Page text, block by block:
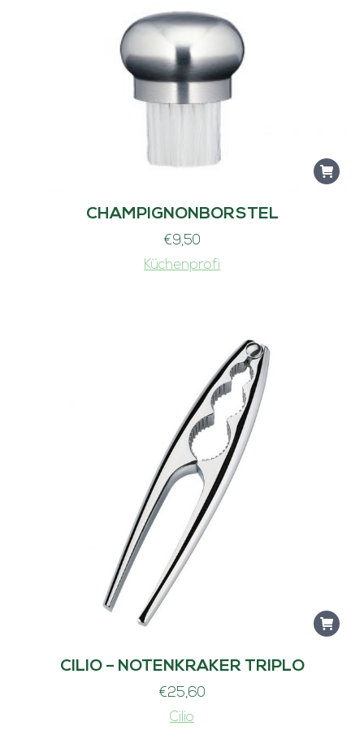
CHAMPIGNONBORSTEL
€9,50
Küchenprofi
CILIO – NOTENKRAKER TRIPLO
€25,60
Cilio